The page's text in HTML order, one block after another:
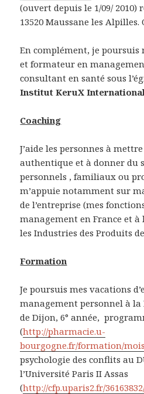
(ouvert depuis le 1/09/ 2010)
13520 Maussane les Alpilles.
En complément, je poursuis
et formateur en
consultant en santé sous
Institut KeruX
Coaching
J’aide les personnes à
authentique et à donner du
personnels , familiaux ou
m’appuie notamment sur
de l’entreprise (mes
management en France et
les Industries des Produits
Formation
Je poursuis mes vacations
management personnel à la
de Dijon, 6° année,
(http://pharmacie.u-
bourgogne.fr/formation/
psychologie des conflits au
l’Université Paris II Assas
(http://cfp.uparis2.fr/